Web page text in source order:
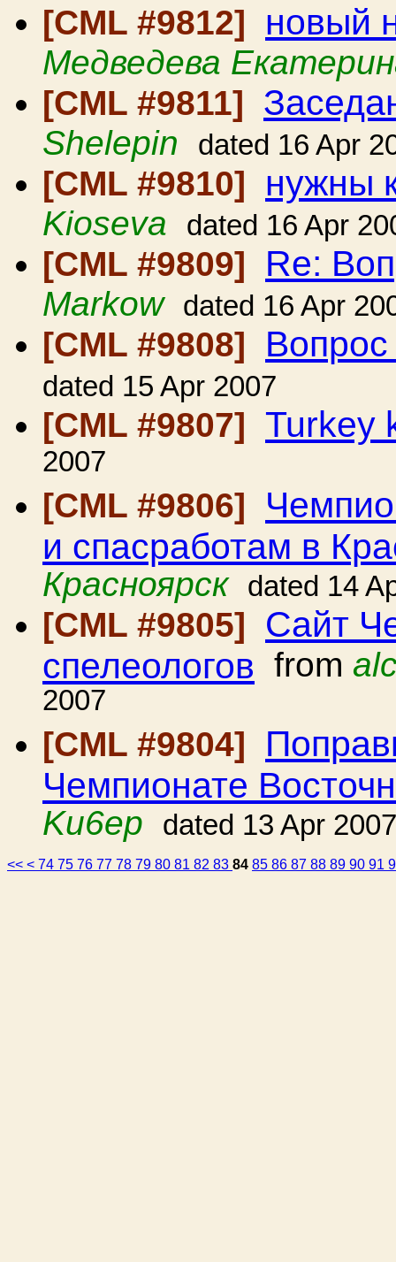
[CML #9812]
новый
Медведева
[CML #9811]
Shelepin dated 16 Apr
[CML #9810] нужны
Kioseva dated 16 Apr
[CML #9809] Re:
Markow dated 16 Apr
[CML #9808]
dated 15 Apr 2007
[CML #9807] Turkey
2007
[CML #9806]
и спасработам в
Красноярск
dated 14
[CML #9805] Сайт
спелеологов from
2007
[CML #9804]
Чемпионате
Ku6ep
dated 13 Apr 2007
<< < 74 75 76 77 78 79 80 81 82 83 84 85 86 87 88 89 90 91